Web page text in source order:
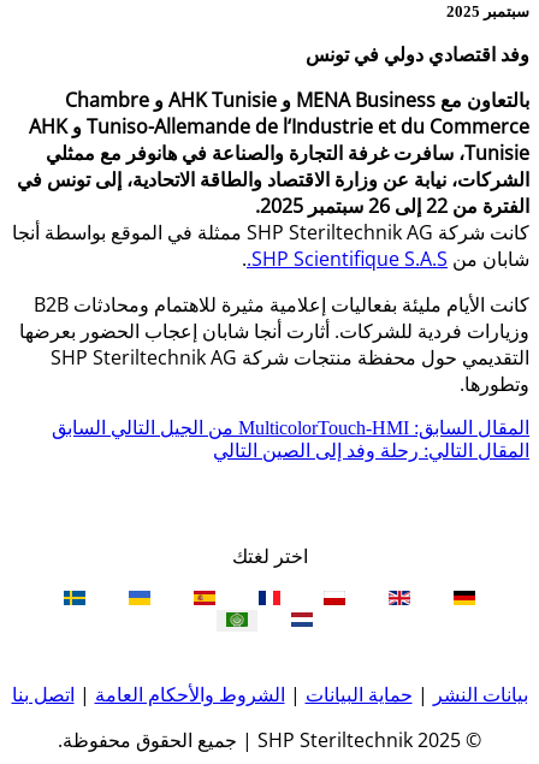
سبتمبر 2025
وفد اقتصادي دولي في تونس
بالتعاون مع MENA Business و AHK Tunisie و Chambre
Tuniso-Allemande de l‘Industrie et du Commerce و AHK
Tunisie، سافرت غرفة التجارة والصناعة في هانوفر مع ممثلي
الشركات، نيابة عن وزارة الاقتصاد والطاقة الاتحادية، إلى تونس في
الفترة من 22 إلى 26 سبتمبر 2025.
كانت شركة SHP Steriltechnik AG ممثلة في الموقع بواسطة أنجا
شابان من SHP Scientifique S.A.S.
.
كانت الأيام مليئة بفعاليات إعلامية مثيرة للاهتمام ومحادثات B2B
وزيارات فردية للشركات. أثارت أنجا شابان إعجاب الحضور بعرضها
التقديمي حول محفظة منتجات شركة SHP Steriltechnik AG
وتطورها.
المقال السابق: MulticolorTouch-HMI من الجيل التالي
السابق
المقال التالي: رحلة وفد إلى الصين التالي
اختر لغتك
بيانات النشر | حماية البيانات | الشروط والأحكام العامة | اتصل بنا
© 2025 SHP Steriltechnik | جميع الحقوق محفوظة.